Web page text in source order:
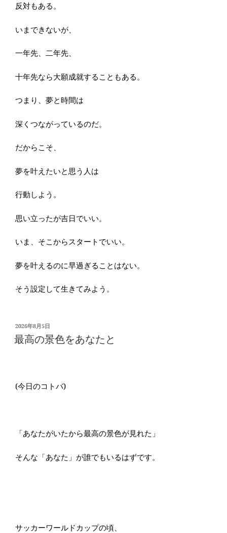
反対もある。
いまできないが、
一年先、二年先、
十年先なら大願成就することもある。
つまり、夢と時間は
深くつながっているのだ。
だからこそ、
夢を叶えたいと思う人は
行動しよう。
思い立ったが吉日でいい。
いま、そこからスタートでいい。
夢を叶えるのに早過ぎることはない。
そう設定して生きてみよう。
投
稿
日:
2026年8月5日
最高の景色をあなたと
(今日のコトバ)
「あなたがいたから最高の景色が見れた」
そんな「あなた」が誰でもいるはずです。
サッカーワールドカップの頃、